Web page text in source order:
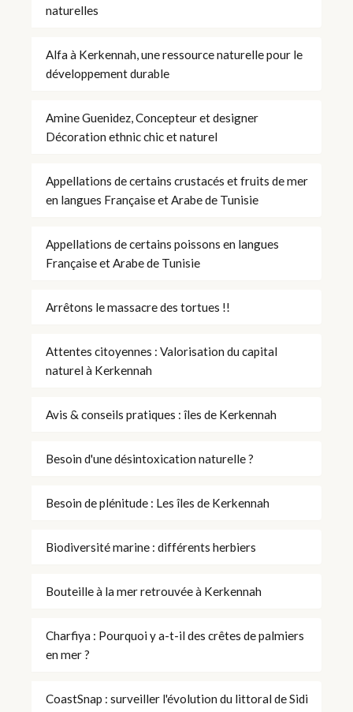
naturelles
Alfa à Kerkennah, une ressource naturelle pour le
développement durable
Amine Guenidez, Concepteur et designer
Décoration ethnic chic et naturel
Appellations de certains crustacés et fruits de mer
en langues Française et Arabe de Tunisie
Appellations de certains poissons en langues
Française et Arabe de Tunisie
Arrêtons le massacre des tortues !!
Attentes citoyennes : Valorisation du capital
naturel à Kerkennah
Avis & conseils pratiques : îles de Kerkennah
Besoin d'une désintoxication naturelle ?
Besoin de plénitude : Les îles de Kerkennah
Biodiversité marine : différents herbiers
Bouteille à la mer retrouvée à Kerkennah
Charfiya : Pourquoi y a-t-il des crêtes de palmiers
en mer ?
CoastSnap : surveiller l'évolution du littoral de Sidi